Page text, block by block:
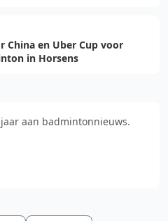
China en Uber Cup voor
in Horsens
aan badmintonnieuws.